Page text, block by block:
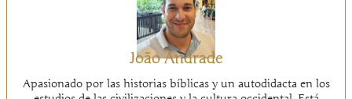
João Andrade
Apasionado por las historias bíblicas y un autodidacta en los